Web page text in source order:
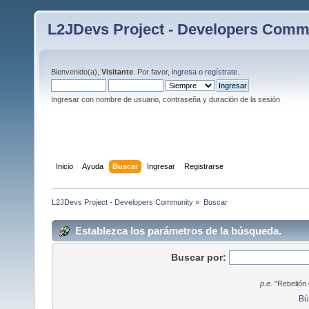
L2JDevs Project - Developers
Bienvenido(a), Visitante . Por favor, ingresa o regístrate
Ingresar con nombre de usuario, contraseña y duración de la sesión
Inicio Ayuda Buscar Ingresar Registrarse
L2JDevs Project - Developers Community » Buscar
Establezca los parámetros de la búsqueda.
Buscar por:
p.e. "Rebelión